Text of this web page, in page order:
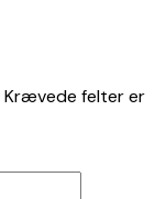
Krævede felter er